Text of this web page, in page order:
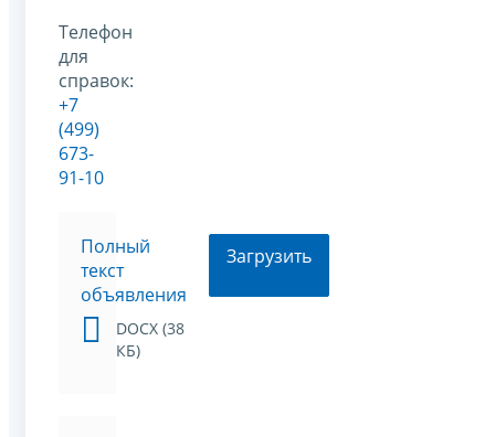
Телефон
для
справок:
+7
(499)
673-
91-10
Полный
текст
объявления
DOCX (38
КБ)
Загрузить